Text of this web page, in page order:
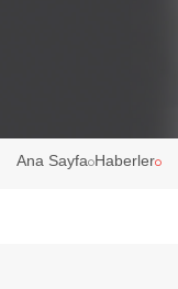
Ana Sayfa Haberler